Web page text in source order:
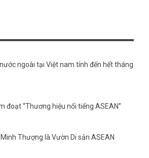
ngoài tại Việt nam tính đến hết tháng
đoạt “Thương hiệu nổi tiếng ASEAN”
Thượng là Vườn Di sản ASEAN